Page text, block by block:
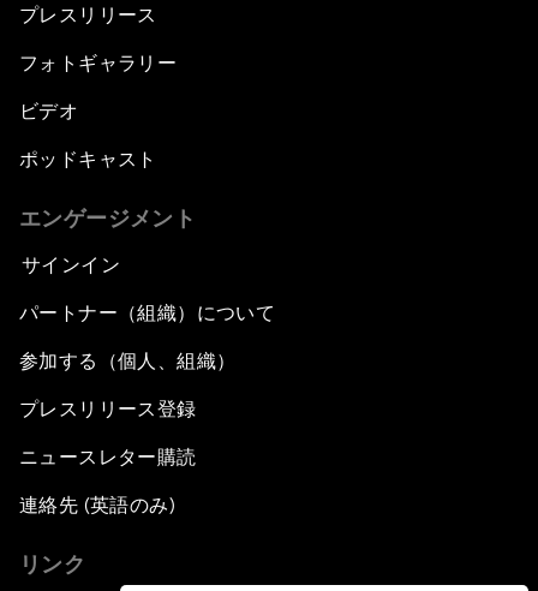
プレスリリース
フォトギャラリー
ビデオ
ポッドキャスト
エンゲージメント
サインイン
パートナー（組織）について
参加する（個人、組織）
プレスリリース登録
ニュースレター購読
連絡先 (英語のみ)
リンク